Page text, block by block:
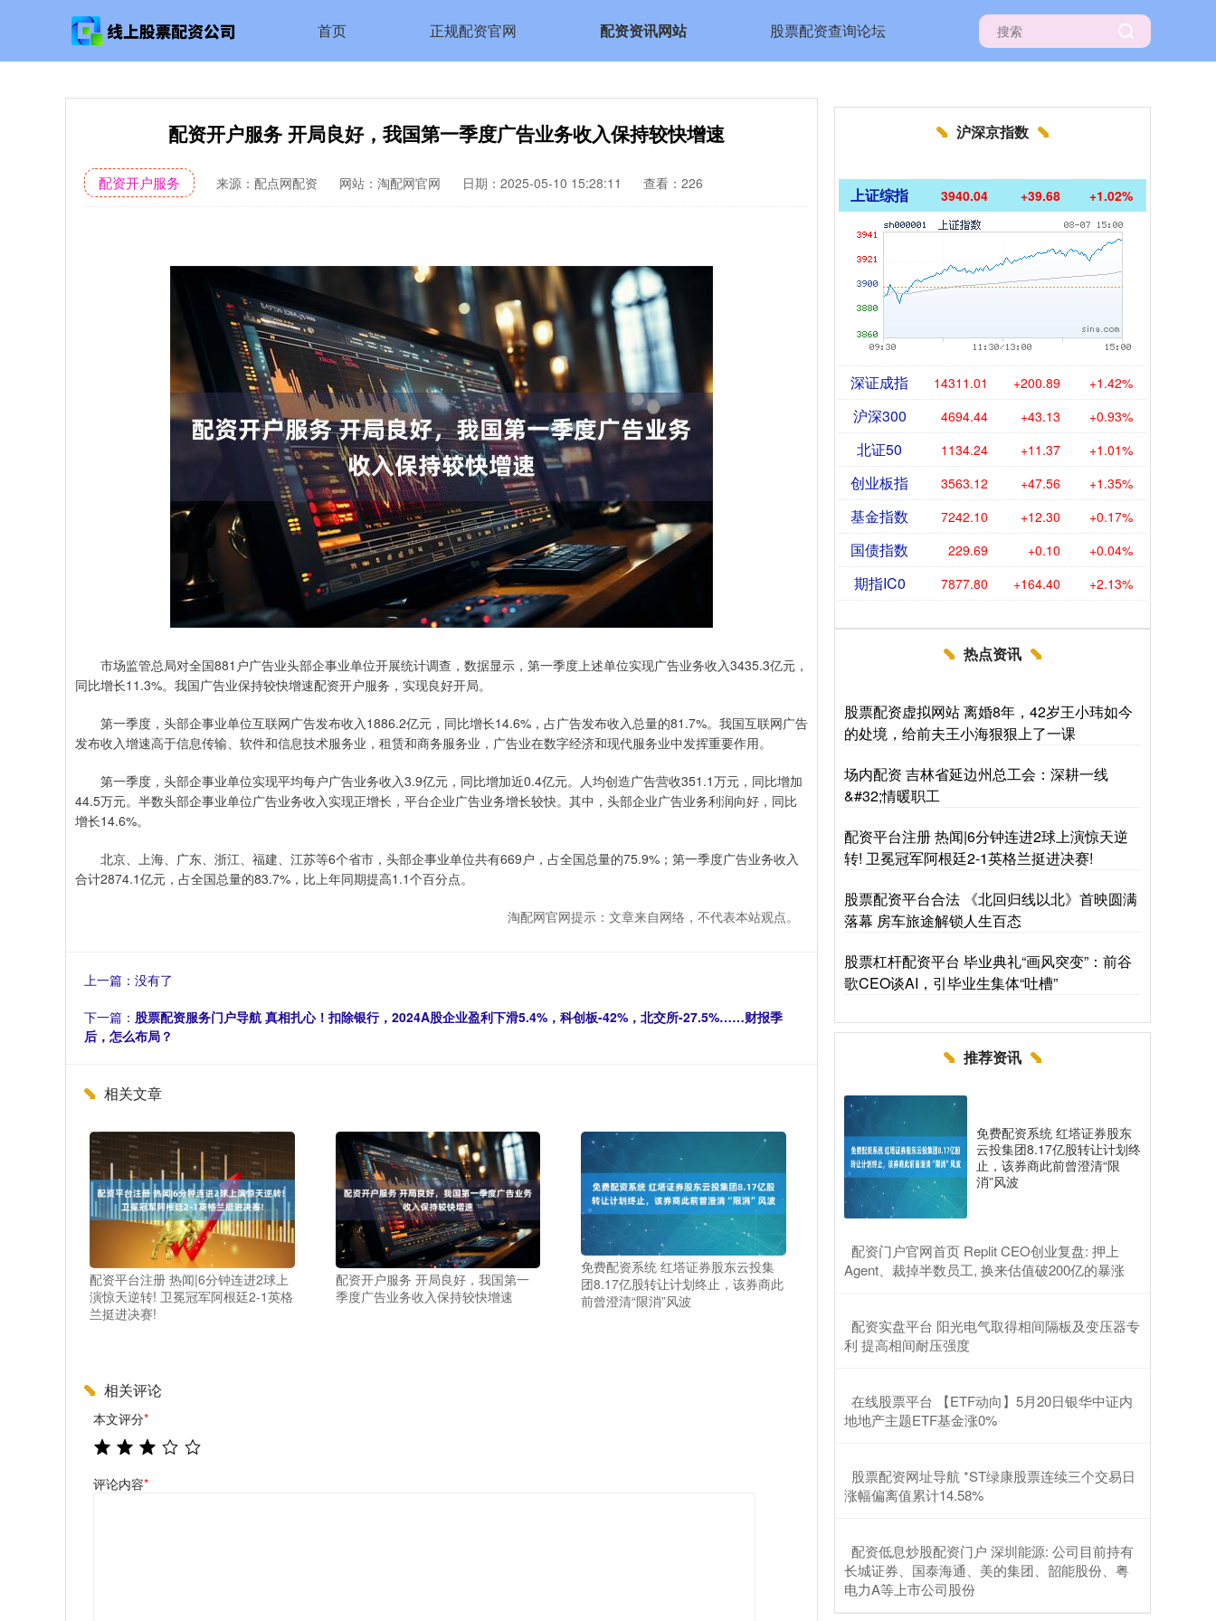
首页 正规配资官网 配资资讯网站 股票配资查询论坛
配资开户服务 开局良好，我国第一季度广告业务收入保持较快增速
配资开户服务 来源：配点网配资 网站：淘配网官网 日期：2025-05-10 15:28:11 查看：226
市场监管总局对全国881户广告业头部企事业单位开展统计调查，数据显示，第一季度上述单位实现广告业务收入3435.3亿元，
同比增长11.3%。我国广告业保持较快增速配资开户服务，实现良好开局。
第一季度，头部企事业单位互联网广告发布收入1886.2亿元，同比增长14.6%，占广告发布收入总量的81.7%。我国互联网广告
发布收入增速高于信息传输、软件和信息技术服务业，租赁和商务服务业，广告业在数字经济和现代服务业中发挥重要作用。
第一季度，头部企事业单位实现平均每户广告业务收入3.9亿元，同比增加近0.4亿元。人均创造广告营收351.1万元，同比增加
44.5万元。半数头部企事业单位广告业务收入实现正增长，平台企业广告业务增长较快。其中，头部企业广告业务利润向好，同比
增长14.6%。
北京、上海、广东、浙江、福建、江苏等6个省市，头部企事业单位共有669户，占全国总量的75.9%；第一季度广告业务收入
合计2874.1亿元，占全国总量的83.7%，比上年同期提高1.1个百分点。
淘配网官网提示：文章来自网络，不代表本站观点。
上一篇：没有了
下一篇： 股票配资服务门户导航 真相扎心！扣除银行，2024A股企业盈利下滑5.4%，科创板-42%，北交所-27.5%……财报季
后，怎么布局？
相关文章
配资平台注册 热闻|6分钟连进2球上
演惊天逆转! 卫冕冠军阿根廷2-1英格
兰挺进决赛!
配资开户服务 开局良好，我国第一
季度广告业务收入保持较快增速
免费配资系统 红塔证券股东云投集
团8.17亿股转让计划终止，该券商此
前曾澄清“限消”风波
相关评论
本文评分*
评论内容*
沪深京指数
上证综指 3940.04 +39.68 +1.02%
深证成指 14311.01 +200.89 +1.42%
沪深300 4694.44 +43.13 +0.93%
北证50 1134.24 +11.37 +1.01%
创业板指 3563.12 +47.56 +1.35%
基金指数 7242.10 +12.30 +0.17%
国债指数 229.69 +0.10 +0.04%
期指IC0 7877.80 +164.40 +2.13%
热点资讯
股票配资虚拟网站 离婚8年，42岁王小玮如今
的处境，给前夫王小海狠狠上了一课
场内配资 吉林省延边州总工会：深耕一线
&#32;情暖职工
配资平台注册 热闻|6分钟连进2球上演惊天逆
转! 卫冕冠军阿根廷2-1英格兰挺进决赛!
股票配资平台合法 《北回归线以北》首映圆满
落幕 房车旅途解锁人生百态
股票杠杆配资平台 毕业典礼“画风突变”：前谷
歌CEO谈AI，引毕业生集体“吐槽”
推荐资讯
免费配资系统 红塔证券股东
云投集团8.17亿股转让计划终
止，该券商此前曾澄清“限
消”风波
​配资门户官网首页 Replit CEO创业复盘: 押上
Agent、裁掉半数员工, 换来估值破200亿的暴涨
​配资实盘平台 阳光电气取得相间隔板及变压器专
利 提高相间耐压强度
​在线股票平台 【ETF动向】5月20日银华中证内
地地产主题ETF基金涨0%
​股票配资网址导航 *ST绿康股票连续三个交易日
涨幅偏离值累计14.58%
​配资低息炒股配资门户 深圳能源: 公司目前持有
长城证券、国泰海通、美的集团、韶能股份、粤
电力A等上市公司股份